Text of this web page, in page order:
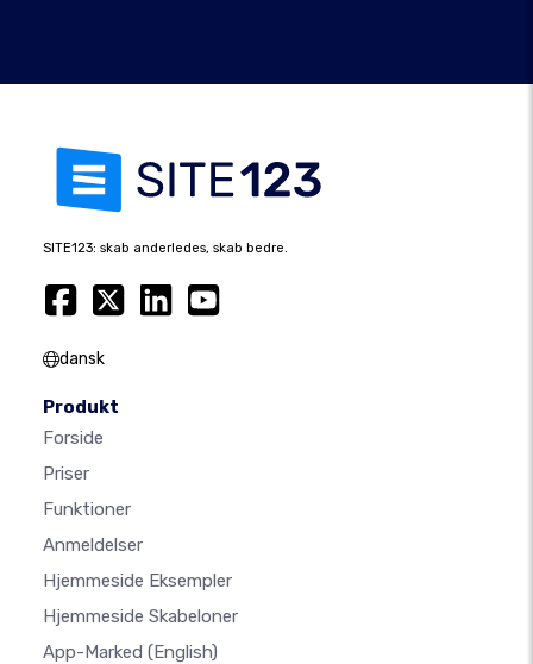
SITE123: skab anderledes, skab bedre.
dansk
Produkt
Forside
Priser
Funktioner
Anmeldelser
Hjemmeside Eksempler
Hjemmeside Skabeloner
App-Marked (English)